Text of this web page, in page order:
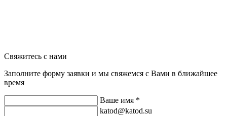
Свяжитесь с нами
Заполните форму заявки и мы свяжемся с Вами в ближайшее
время
Ваше имя *
katod@katod.su